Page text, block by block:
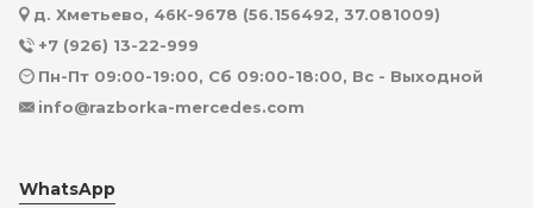
д. Хметьево, 46К-9678 (56.156492, 37.081009)
+7 (926) 13-22-999
Пн-Пт 09:00-19:00, Сб 09:00-18:00, Вс - Выходной
info@razborka-mercedes.com
WhatsApp